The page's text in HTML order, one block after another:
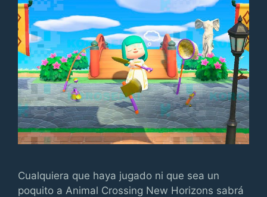
Cualquiera que haya jugado ni que sea un
poquito a Animal Crossing New Horizons sabrá